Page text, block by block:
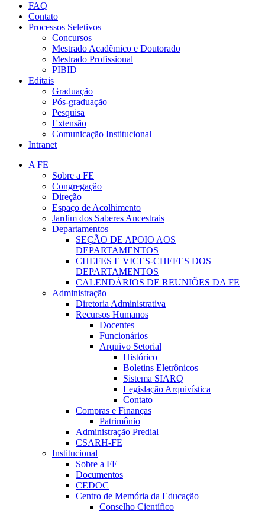
FAQ
Contato
Processos Seletivos
Concursos
Mestrado Acadêmico e Doutorado
Mestrado Profissional
PIBID
Editais
Graduação
Pós-graduação
Pesquisa
Extensão
Comunicação Institucional
Intranet
A FE
Sobre a FE
Congregação
Direção
Espaço de Acolhimento
Jardim dos Saberes Ancestrais
Departamentos
SEÇÃO DE APOIO AOS
DEPARTAMENTOS
CHEFES E VICES-CHEFES DOS
DEPARTAMENTOS
CALENDÁRIOS DE REUNIÕES DA FE
Administração
Diretoria Administrativa
Recursos Humanos
Docentes
Funcionários
Arquivo Setorial
Histórico
Boletins Eletrônicos
Sistema SIARQ
Legislação Arquivística
Contato
Compras e Finanças
Patrimônio
Administração Predial
CSARH-FE
Institucional
Sobre a FE
Documentos
CEDOC
Centro de Memória da Educação
Conselho Científico